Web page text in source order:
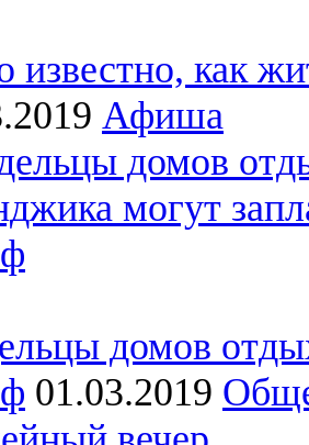
известно, как
Афиша
домов
01.03.2019